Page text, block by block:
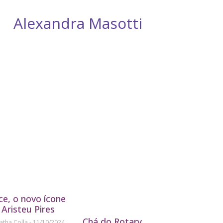
Alexandra Masotti
o novo ícone
Pires